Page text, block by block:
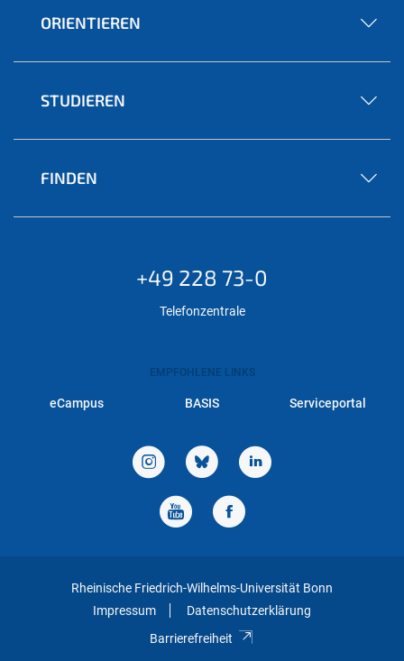
ORIENTIEREN
STUDIEREN
FINDEN
+49 228 73-0
Telefonzentrale
EMPFOHLENE LINKS
eCampus BASIS Serviceportal
Rheinische Friedrich-Wilhelms-Universität Bonn
Impressum
Datenschutzerklärung
Barrierefreiheit